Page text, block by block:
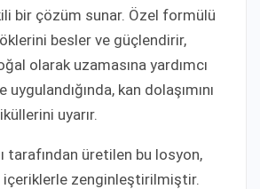
bir çözüm sunar. Özel formülü
besler ve güçlendirir,
olarak uzamasına yardımcı
kan dolaşımını
uyarır.
tarafından üretilen bu losyon,
zenginleştirilmiştir.